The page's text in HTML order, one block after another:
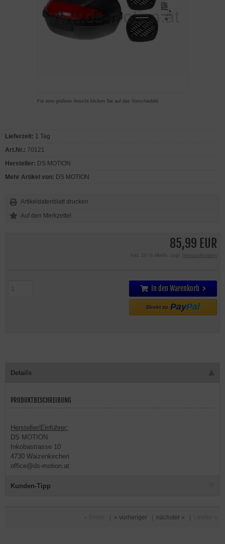
Für eine größere Ansicht klicken Sie auf das Vorschaubild
85,99 EUR
inkl. 20 % MwSt. zzgl. Versandkosten
In den Warenkorb
Direkt zu PayPal
Lieferzeit: 1 Tag
Art.Nr.: 70121
Hersteller: DS MOTION
Mehr Artikel von: DS MOTION
Artikeldatenblatt drucken
Details
PRODUKTBESCHREIBUNG
Hersteller/Einführer:
DS MOTION
Inkobastrasse 10
4730 Waizenkirchen
office@ds-motion.at
Kunden-Tipp
« vorheriger nächster »